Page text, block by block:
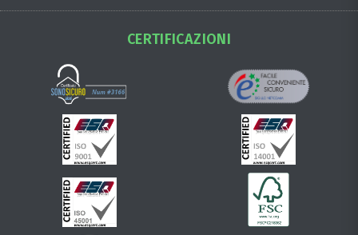
CERTIFICAZIONI